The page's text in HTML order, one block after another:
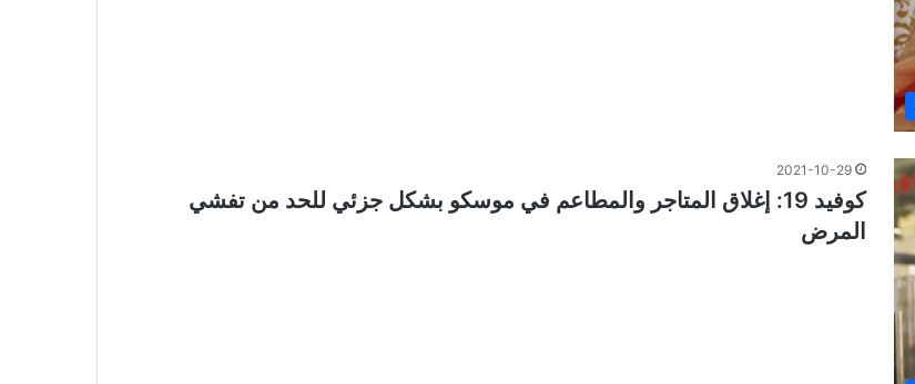
2021-10-29
كوفيد 19: إغلاق المتاجر والمطاعم في موسكو بشكل جزئي للحد من تفشي
المرض